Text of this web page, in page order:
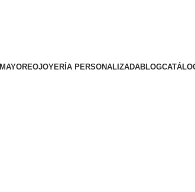
MAYOREOJOYERÍA PERSONALIZADABLOG